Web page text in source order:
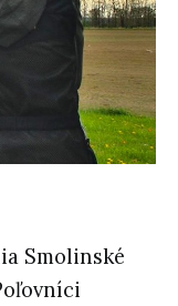
Smolinské